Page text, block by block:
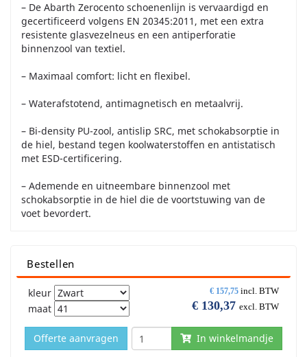
– De Abarth Zerocento schoenenlijn is vervaardigd en
gecertificeerd volgens EN 20345:2011, met een extra
resistente glasvezelneus en een antiperforatie
binnenzool van textiel.
– Maximaal comfort: licht en flexibel.
– Waterafstotend, antimagnetisch en metaalvrij.
– Bi-density PU-zool, antislip SRC, met schokabsorptie in
de hiel, bestand tegen koolwaterstoffen en antistatisch
met ESD-certificering.
– Ademende en uitneembare binnenzool met
schokabsorptie in de hiel die de voortstuwing van de
voet bevordert.
Bestellen
€ 157,75 incl. BTW
€ 130,37 excl. BTW
kleur
maat
In winkelmandje
Offerte aanvragen